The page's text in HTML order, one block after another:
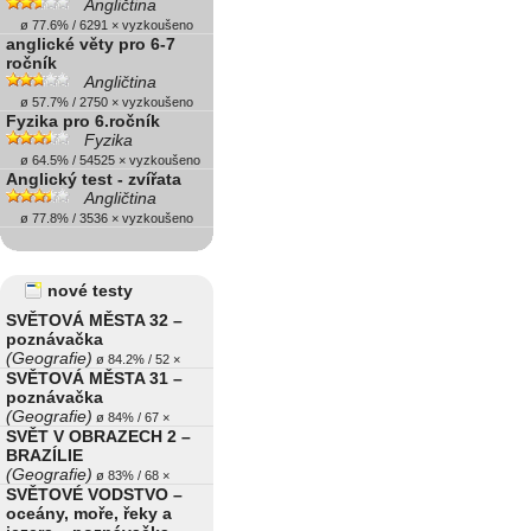
Angličtina
ø 77.6% / 6291 × vyzkoušeno
anglické věty pro 6-7
ročník
Angličtina
ø 57.7% / 2750 × vyzkoušeno
Fyzika pro 6.ročník
Fyzika
ø 64.5% / 54525 × vyzkoušeno
Anglický test - zvířata
Angličtina
ø 77.8% / 3536 × vyzkoušeno
nové testy
SVĚTOVÁ MĚSTA 32 –
poznávačka
(Geografie) ø 84.2% / 52 ×
SVĚTOVÁ MĚSTA 31 –
poznávačka
(Geografie) ø 84% / 67 ×
SVĚT V OBRAZECH 2 –
BRAZÍLIE
(Geografie) ø 83% / 68 ×
SVĚTOVÉ VODSTVO –
oceány, moře, řeky a